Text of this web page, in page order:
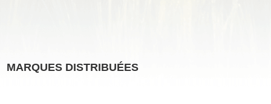
MARQUES DISTRIBUÉES